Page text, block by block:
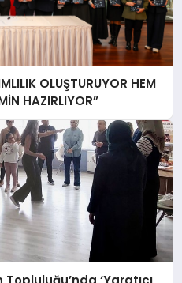
OLUŞTURUYOR HEM
HAZIRLIYOR”